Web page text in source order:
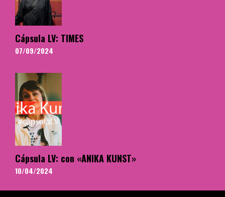
Cápsula LV: TIMES
07/09/2024
Cápsula LV: con «ANIKA KUNST»
10/04/2024